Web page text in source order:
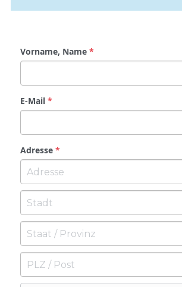
Vorname, Name*
E-Mail*
Adresse*